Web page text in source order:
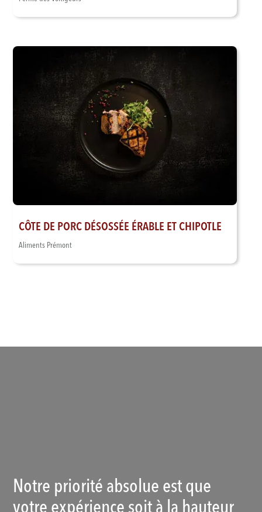
CÔTE DE PORC DÉSOSSÉE ÉRABLE ET CHIPOTLE
Aliments Prémont
Notre priorité absolue est que
votre expérience soit à la hauteur